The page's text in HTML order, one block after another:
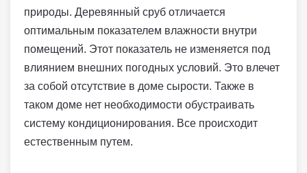
природы. Деревянный сруб отличается
оптимальным показателем влажности внутри
помещений. Этот показатель не изменяется под
влиянием внешних погодных условий. Это влечет
за собой отсутствие в доме сырости. Также в
таком доме нет необходимости обустраивать
систему кондиционирования. Все происходит
естественным путем.